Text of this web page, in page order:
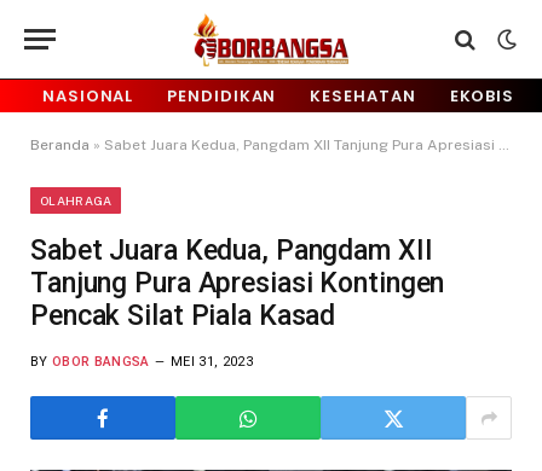
NASIONAL PENDIDIKAN KESEHATAN EKOBIS
Beranda » Sabet Juara Kedua, Pangdam XII Tanjung Pura Apresiasi Kontingen Pencak Silat Piala Kasad
OLAHRAGA
Sabet Juara Kedua, Pangdam XII
Tanjung Pura Apresiasi Kontingen
Pencak Silat Piala Kasad
BY OBOR BANGSA MEI 31, 2023